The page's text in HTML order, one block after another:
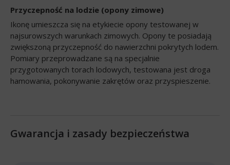
Przyczepność na lodzie (opony zimowe)
Ikonę umieszcza się na etykiecie opony testowanej w
najsurowszych warunkach zimowych. Opony te posiadają
zwiększoną przyczepność do nawierzchni pokrytych lodem.
Pomiary przeprowadzane są na specjalnie
przygotowanych torach lodowych, testowana jest droga
hamowania, pokonywanie zakrętów oraz przyspieszenie.
Gwarancja i zasady bezpieczeństwa